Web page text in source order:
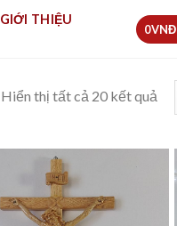
GIỚI THIỆU
0VNĐ
Hiển thị tất cả 20 kết quả